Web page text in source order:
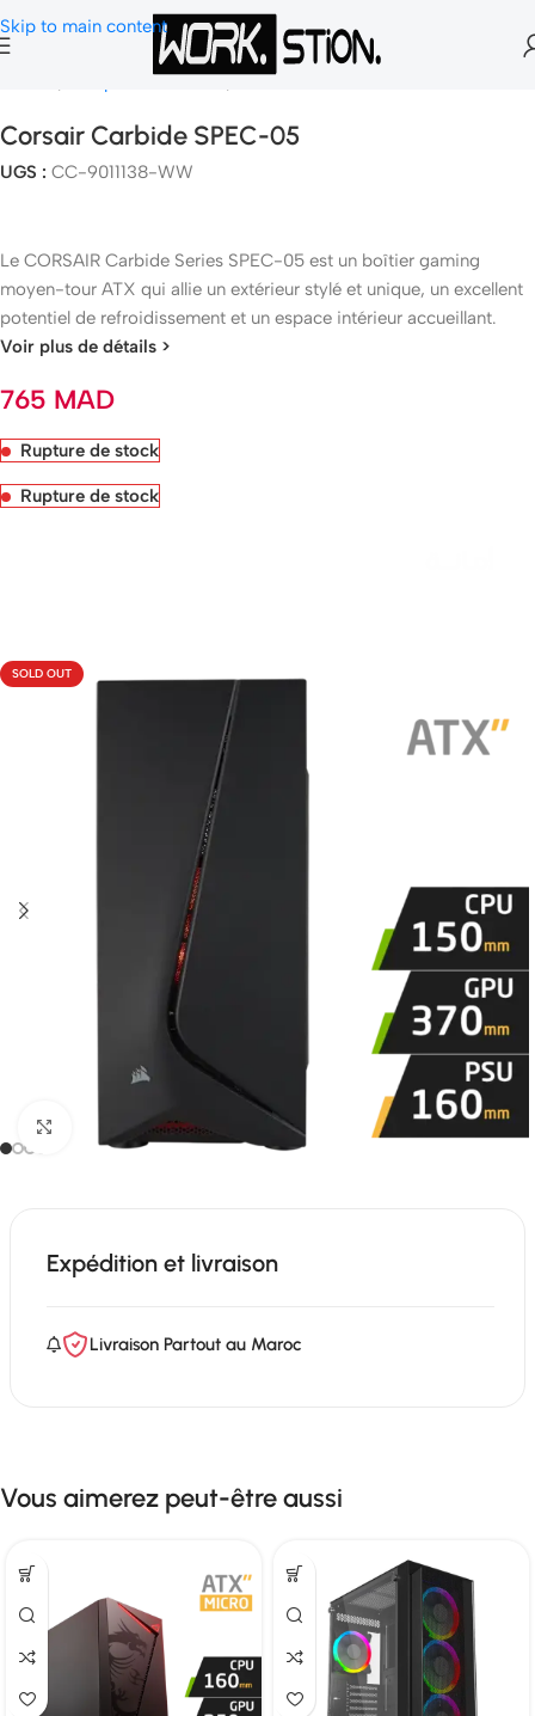
Skip to main content
Composants Gamer Boitier PC
Corsair Carbide SPEC-05
UGS : CC-9011138-WW
Le CORSAIR Carbide Series SPEC-05 est un boîtier gaming
moyen-tour ATX qui allie un extérieur stylé et unique, un excellent
potentiel de refroidissement et un espace intérieur accueillant.
Voir plus de détails >
765 MAD
Rupture de stock
Rupture de stock
SOLD OUT
Click to enlarge
Expédition et livraison
Livraison Partout au Maroc
Vous aimerez peut-être aussi